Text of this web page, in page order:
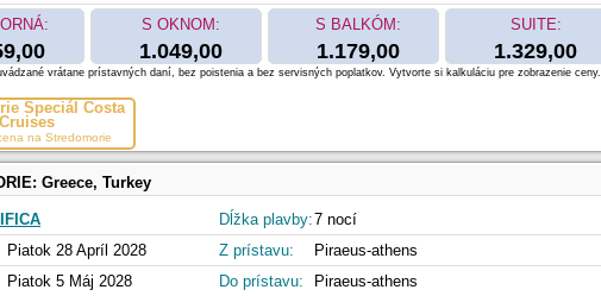
S OKNOM:
1.049,00
S BALKÓM:
1.179,00
SUITE:
1.329,00
Špeciál Costa
Cruises
na Stredomorie
vrátane prístavných daní, bez poistenia a bez servisných poplatkov. Vytvorte si kalkuláciu pre zobrazenie ceny.
Greece, Turkey
Piatok 28 Apríl 2028
Piatok 5 Máj 2028
Dĺžka plavby:7 nocí
Z prístavu:
Piraeus-athens
Do prístavu:
Piraeus-athens